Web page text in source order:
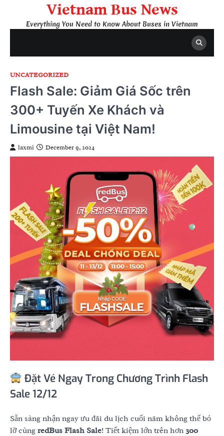
content
Vietnam Bus News
Everything You Need to Know About Buses in Vietnam
UNCATEGORIZED
Flash Sale: Giảm Giá Sốc trên
300+ Tuyến Xe Khách và
Limousine tại Việt Nam!
laxmi December 9, 2024
Đặt Vé Ngay Trong Chương Trình Flash
Sale 12/12
Sẵn sàng nhận ngay ưu đãi du lịch cuối năm không thể bỏ
lỡ cùng redBus Flash Sale! Tiết kiệm lớn trên hơn 300